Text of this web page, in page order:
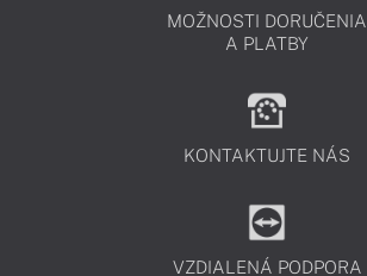
MOŽNOSTI DORUČENIA
A PLATBY
KONTAKTUJTE NÁS
VZDIALENÁ PODPORA